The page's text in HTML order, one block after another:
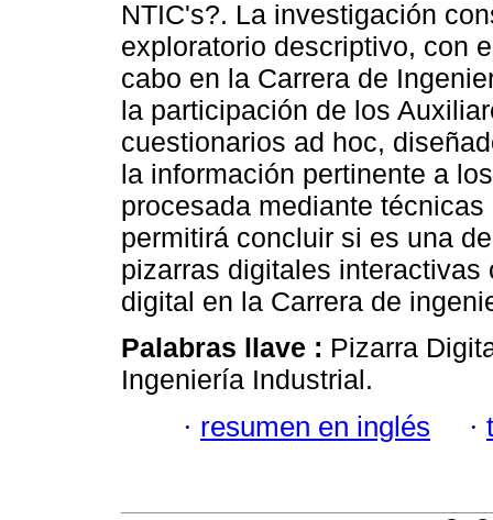
NTIC's?. La investigación
exploratorio descriptivo, con
cabo en la Carrera de
la participación de los
cuestionarios ad hoc,
la información pertinente a
procesada mediante
permitirá concluir si es una
pizarras digitales
digital en la Carrera de
Palabras llave : Pizarra
Ingeniería Industrial.
· resumen en inglés ·